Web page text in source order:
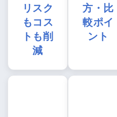
リスク
もコス
トも削
減
方・比
較ポイ
ント